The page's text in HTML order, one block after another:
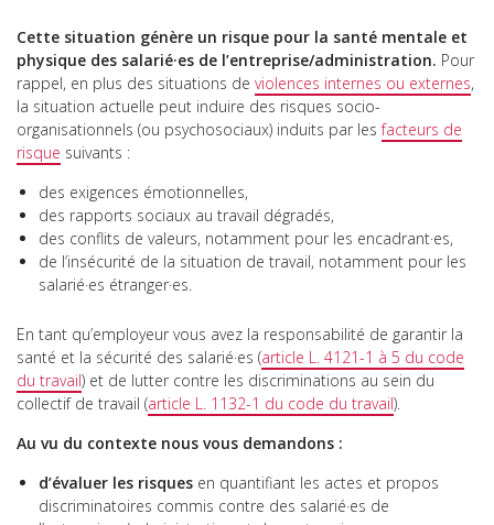
Cette situation génère un risque pour la santé mentale et
physique des salarié·es de l’entreprise/administration. Pour
rappel, en plus des situations de violences internes ou externes,
la situation actuelle peut induire des risques socio-
organisationnels (ou psychosociaux) induits par lesfacteurs de
risque suivants :
des exigences émotionnelles,
des rapports sociaux au travail dégradés,
des conflits de valeurs, notamment pour les encadrant·es,
de l’insécurité de la situation de travail, notamment pour les
salarié·es étranger·es.
En tant qu’employeur vous avez la responsabilité de garantir la
santé et la sécurité des salarié·es (article L. 4121-1 à 5 du code
du travail) et de lutter contre les discriminations au sein du
collectif de travail (article L. 1132-1 du code du travail).
Au vu du contexte nous vous demandons :
d’évaluer les risques en quantifiant les actes et propos
discriminatoires commis contre des salarié·es de